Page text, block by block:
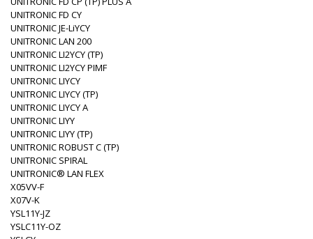
UNITRONIC FD CY
UNITRONIC JE-LiYCY
UNITRONIC LAN 200
UNITRONIC LI2YCY (TP)
UNITRONIC LI2YCY PIMF
UNITRONIC LIYCY
UNITRONIC LIYCY (TP)
UNITRONIC LIYCY A
UNITRONIC LIYY
UNITRONIC LIYY (TP)
UNITRONIC ROBUST C (TP)
UNITRONIC SPIRAL
UNITRONIC® LAN FLEX
X05VV-F
X07V-K
YSL11Y-JZ
YSLC11Y-OZ